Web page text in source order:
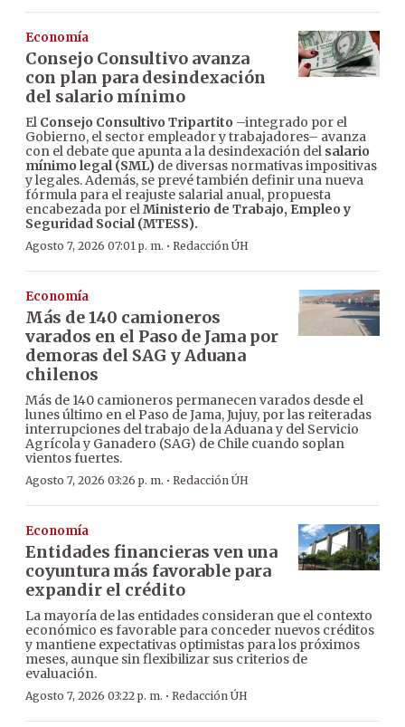
Economía
Consejo Consultivo avanza
con plan para desindexación
del salario mínimo
El Consejo Consultivo Tripartito –integrado por el
Gobierno, el sector empleador y trabajadores– avanza
con el debate que apunta a la desindexación del salario
mínimo legal (SML) de diversas normativas impositivas
y legales. Además, se prevé también definir una nueva
fórmula para el reajuste salarial anual, propuesta
encabezada por elMinisterio de Trabajo, Empleo y
Seguridad Social (MTESS).
Agosto 7, 2026 07:01 p. m. · Redacción ÚH
Economía
Más de 140 camioneros
varados en el Paso de Jama por
demoras del SAG y Aduana
chilenos
Más de 140 camioneros permanecen varados desde el
lunes último en el Paso de Jama, Jujuy, por las reiteradas
interrupciones del trabajo de la Aduana y del Servicio
Agrícola y Ganadero (SAG) de Chile cuando soplan
vientos fuertes.
Agosto 7, 2026 03:26 p. m. · Redacción ÚH
Economía
Entidades financieras ven una
coyuntura más favorable para
expandir el crédito
La mayoría de las entidades consideran que el contexto
económico es favorable para conceder nuevos créditos
y mantiene expectativas optimistas para los próximos
meses, aunque sin flexibilizar sus criterios de
evaluación.
Agosto 7, 2026 03:22 p. m. · Redacción ÚH